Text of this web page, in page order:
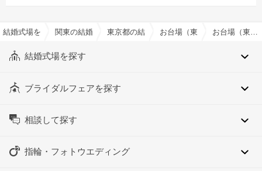
結婚式場を探すならハナユメ
関東の結婚式場東京都の結婚式場お台場（東京都）の結婚式場
お台場（東京都）の約80人でおすすめの結婚式場・挙式会場一覧
結婚式場を探す
ブライダルフェアを探す
相談して探す
指輪・フォトウエディング